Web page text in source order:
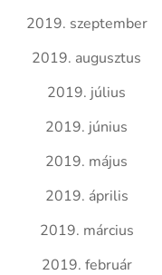
2019. szeptember
2019. augusztus
2019. július
2019. június
2019. május
2019. április
2019. március
2019. február